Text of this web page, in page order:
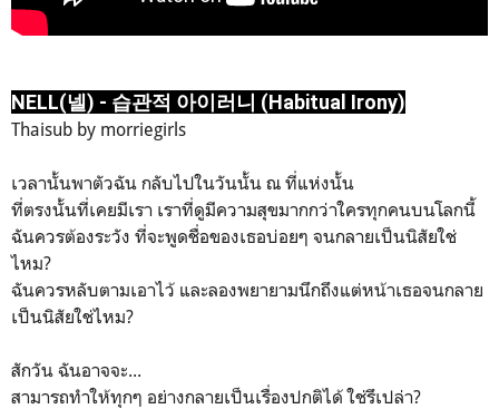
NELL(넬) - 습관적 아이러니 (Habitual Irony)
Thaisub by morriegirls
เวลานั้นพาตัวฉัน กลับไปในวันนั้น ณ ที่แห่งนั้น
ที่ตรงนั้นที่เคยมีเรา เราที่ดูมีความสุขมากกว่าใครทุกคนบนโลกนี้
ฉันควรต้องระวัง ที่จะพูดชื่อของเธอบ่อยๆ จนกลายเป็นนิสัยใช่
ไหม?
ฉันควรหลับตามเอาไว้ และลองพยายามนึกถึงแต่หน้าเธอจนกลาย
เป็นนิสัยใช่ไหม?
สักวัน ฉันอาจจะ...
สามารถทำให้ทุกๆ อย่างกลายเป็นเรื่องปกติได้ ใช่รึเปล่า?